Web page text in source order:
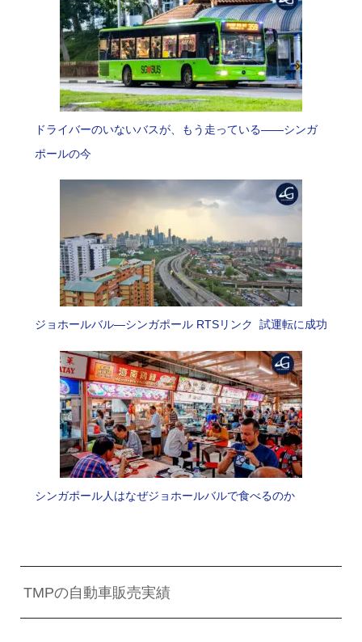
ドライバーのいないバスが、もう走っている――シンガ
ポールの今
ジョホールバル―シンガポール RTSリンク 試運転に成功
シンガポール人はなぜジョホールバルで食べるのか
TMPの自動車販売実績